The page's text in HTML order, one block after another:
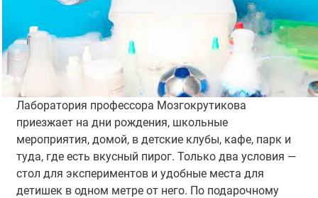
Лаборатория профессора Мозгокрутикова
приезжает на дни рождения, школьные
мероприятия, домой, в детские клубы, кафе, парк и
туда, где есть вкусный пирог. Только два условия —
стол для экспериментов и удобные места для
детишек в одном метре от него. По подарочному